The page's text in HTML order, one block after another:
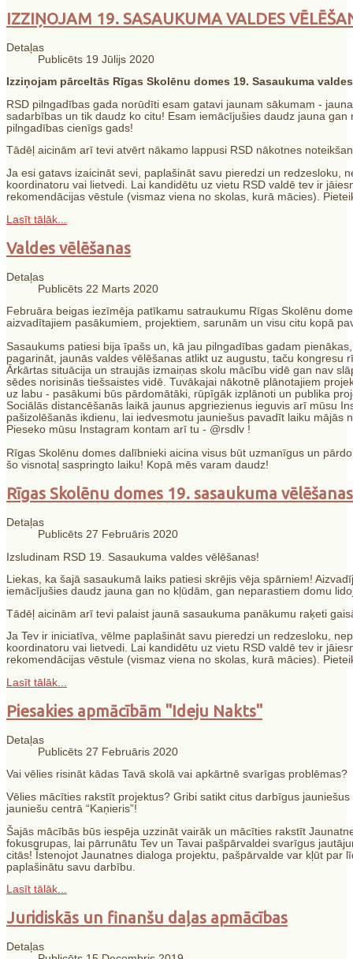
IZZIŅOJAM 19. SASAUKUMA VALDES
Detaļas
Publicēts 19 Jūlijs 2020
Izziņojam pārceltās Rīgas Skolēnu domes 19. Sasaukuma
RSD pilngadības gada norūdīti esam gatavi jaunam sākumam -
sadarbības un tik daudz ko citu! Esam iemācījušies daudz jauna
pilngadības cienīgs gads!
Tādēļ aicinām arī tevi atvērt nākamo lappusi RSD nākotnes
Ja esi gatavs izaicināt sevi, paplašināt savu pieredzi un redzesloku,
koordinatoru vai lietvedi. Lai kandidētu uz vietu RSD valdē tev ir
rekomendācijas vēstule (vismaz viena no skolas, kurā mācies).
Lasīt tālāk...
Valdes vēlēšanas
Detaļas
Publicēts 22 Marts 2020
Februāra beigas iezīmēja patīkamu satraukumu Rīgas Skolēnu
aizvadītajiem pasākumiem, projektiem, sarunām un visu citu kopā
Sasaukums patiesi bija īpašs un, kā jau pilngadības gadam
pagarināt, jaunās valdes vēlēšanas atlikt uz augustu, taču kongresu
Ārkārtas situācija un straujās izmaiņas skolu mācību vidē gan nav
sēdes norisinās tiešsaistes vidē. Tuvākajai nākotnē plānotajiem
uz labu - pasākumi būs pārdomātāki, rūpīgāk izplānoti un publika
Sociālās distancēšanās laikā jaunus apgriezienus ieguvis arī mūsu
pašizolēšanās ikdienu, lai iedvesmotu jauniešus pavadīt laiku
Pieseko mūsu Instagram kontam arī tu - @rsdlv !
Rīgas Skolēnu domes dalībnieki aicina visus būt uzmanīgus un
šo visnotaļ saspringto laiku! Kopā mēs varam daudz!
Rīgas Skolēnu domes 19. sasaukuma vēlēšanas
Detaļas
Publicēts 27 Februāris 2020
Izsludinam RSD 19. Sasaukuma valdes vēlēšanas!
Liekas, ka šajā sasaukumā laiks patiesi skrējis vēja spārniem!
iemācījušies daudz jauna gan no kļūdām, gan neparastiem domu
Tādēļ aicinām arī tevi palaist jaunā sasaukuma panākumu raķeti
Ja Tev ir iniciatīva, vēlme paplašināt savu pieredzi un redzesloku,
koordinatoru vai lietvedi. Lai kandidētu uz vietu RSD valdē tev ir
rekomendācijas vēstule (vismaz viena no skolas, kurā mācies).
Lasīt tālāk...
Piesakies apmācībām "Ideju Nakts"
Detaļas
Publicēts 27 Februāris 2020
Vai vēlies risināt kādas Tavā skolā vai apkārtnē svarīgas problēmas?
Vēlies mācīties rakstīt projektus? Gribi satikt citus darbīgus
jauniešu centrā “Kaņieris”!
Šajās mācībās būs iespēja uzzināt vairāk un mācīties rakstīt
fokusgrupas, lai pārrunātu Tev un Tavai pašpārvaldei svarīgus
citās! Īstenojot Jaunatnes dialoga projektu, pašpārvalde var kļūt
paplašinātu savu darbību.
Lasīt tālāk...
Juridiskās un finanšu daļas apmācības
Detaļas